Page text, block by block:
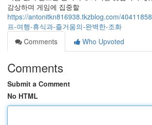
감상하며 게임에 집중할
https://antonitkn816938.tkzblog.com/
프-여행-휴식과-즐거움의-완벽한-조화
Comments
Who Upvoted
Comments
Submit a Comment
No HTML